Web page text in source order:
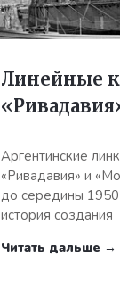
Линейные
Аргентинские
«Ривадавия» и
до середины
история создания
Читать дальше →